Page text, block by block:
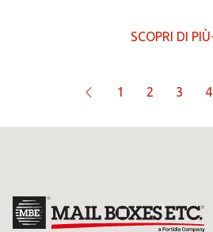
SCOPRI DI PIÙ
 1 2 3 4